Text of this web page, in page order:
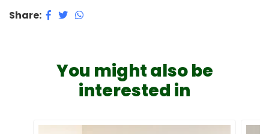
Share:
You might also be
interested in